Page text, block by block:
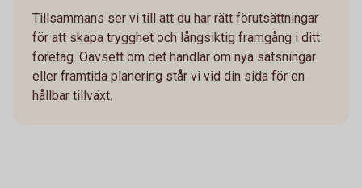
Tillsammans ser vi till att du har rätt förutsättningar
för att skapa trygghet och långsiktig framgång i ditt
företag. Oavsett om det handlar om nya satsningar
eller framtida planering står vi vid din sida för en
hållbar tillväxt.